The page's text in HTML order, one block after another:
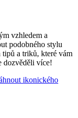
vzhledem a
podobného stylu
tipů a triků, které vám
dozvěděli více!
ikonického